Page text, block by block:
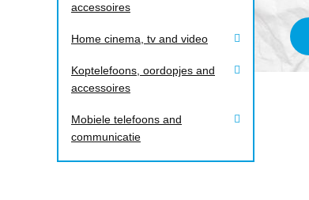
accessoires
Home cinema, tv and video
Koptelefoons, oordopjes and
accessoires
Mobiele telefoons and
communicatie